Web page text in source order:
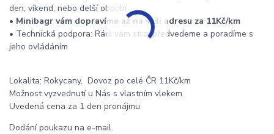
den, víkend, nebo delší období
• Minibagr vám dopravíme až na vaši adresu za 11Kč/km
• Technická podpora: Rádi vám stroj předvedeme a poradíme s
jeho ovládáním
Lokalita: Rokycany, Dovoz po celé ČR 11Kč/km
Možnost vyzvednutí u Nás s vlastním vlekem
Uvedená cena za 1 den pronájmu
Dodání poukazu na e-mail.